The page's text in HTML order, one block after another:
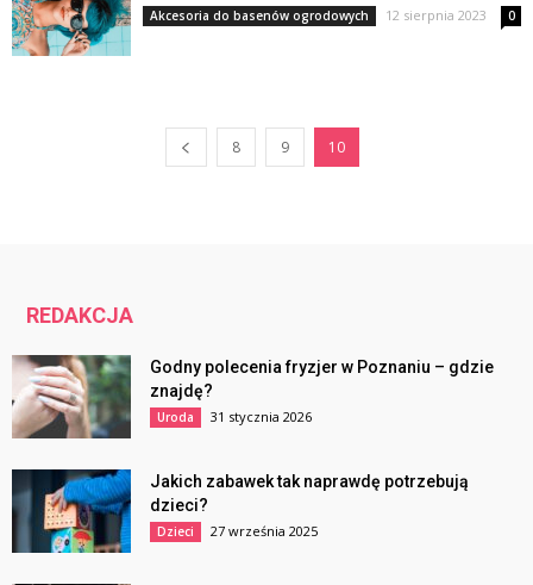
Akcesoria do basenów ogrodowych 12 sierpnia 2023 0
8 9 10
REDAKCJA
Godny polecenia fryzjer w Poznaniu – gdzie
znajdę?
Uroda 31 stycznia 2026
Jakich zabawek tak naprawdę potrzebują
dzieci?
Dzieci 27 września 2025